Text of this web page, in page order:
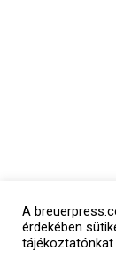
A
érdekében
tájékoztatónkat